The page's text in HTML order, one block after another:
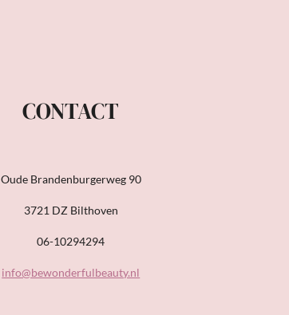
CONTACT
Oude Brandenburgerweg 90
3721 DZ Bilthoven
06-10294294
info@bewonderfulbeauty.nl